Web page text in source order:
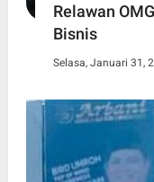
Relawan
Bisnis
Selasa, Januari 31,